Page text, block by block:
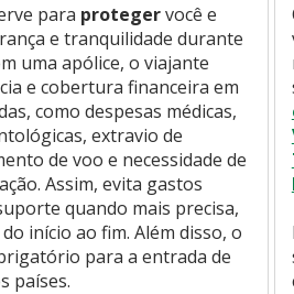
para protegervocê e
e tranquilidade durante
uma apólice, o viajante
e cobertura financeira em
como despesas médicas,
extravio de
de voo e necessidade de
Assim, evita gastos
quando mais precisa,
início ao fim. Além disso, o
para a entrada de
países.